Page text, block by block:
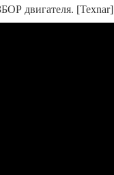
двигателя. [Texnar]